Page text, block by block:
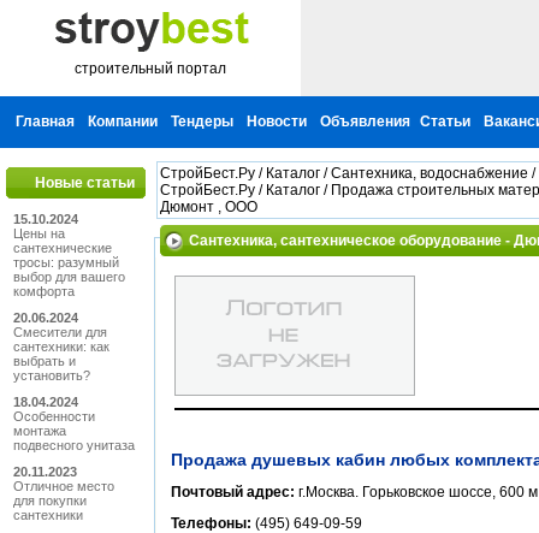
строительный портал
Главная Компании Тендеры Новости Объявления Статьи
Новые статьи
15.10.2024
Цены на
сантехнические
тросы: разумный
выбор для вашего
комфорта
20.06.2024
Смесители для
сантехники: как
выбрать и
установить?
18.04.2024
Особенности
монтажа
подвесного унитаза
20.11.2023
Отличное место
для покупки
сантехники
СтройБест.Ру / Каталог /Сантехника, водоснабжение /
СтройБест.Ру / Каталог / Продажа строительных
Дюмонт , ООО
Сантехника, сантехническое оборудование -
Продажа душевых кабин любых
Почтовый адрес: г.Москва. Горьковское шоссе,
Телефоны: (495) 649-09-59